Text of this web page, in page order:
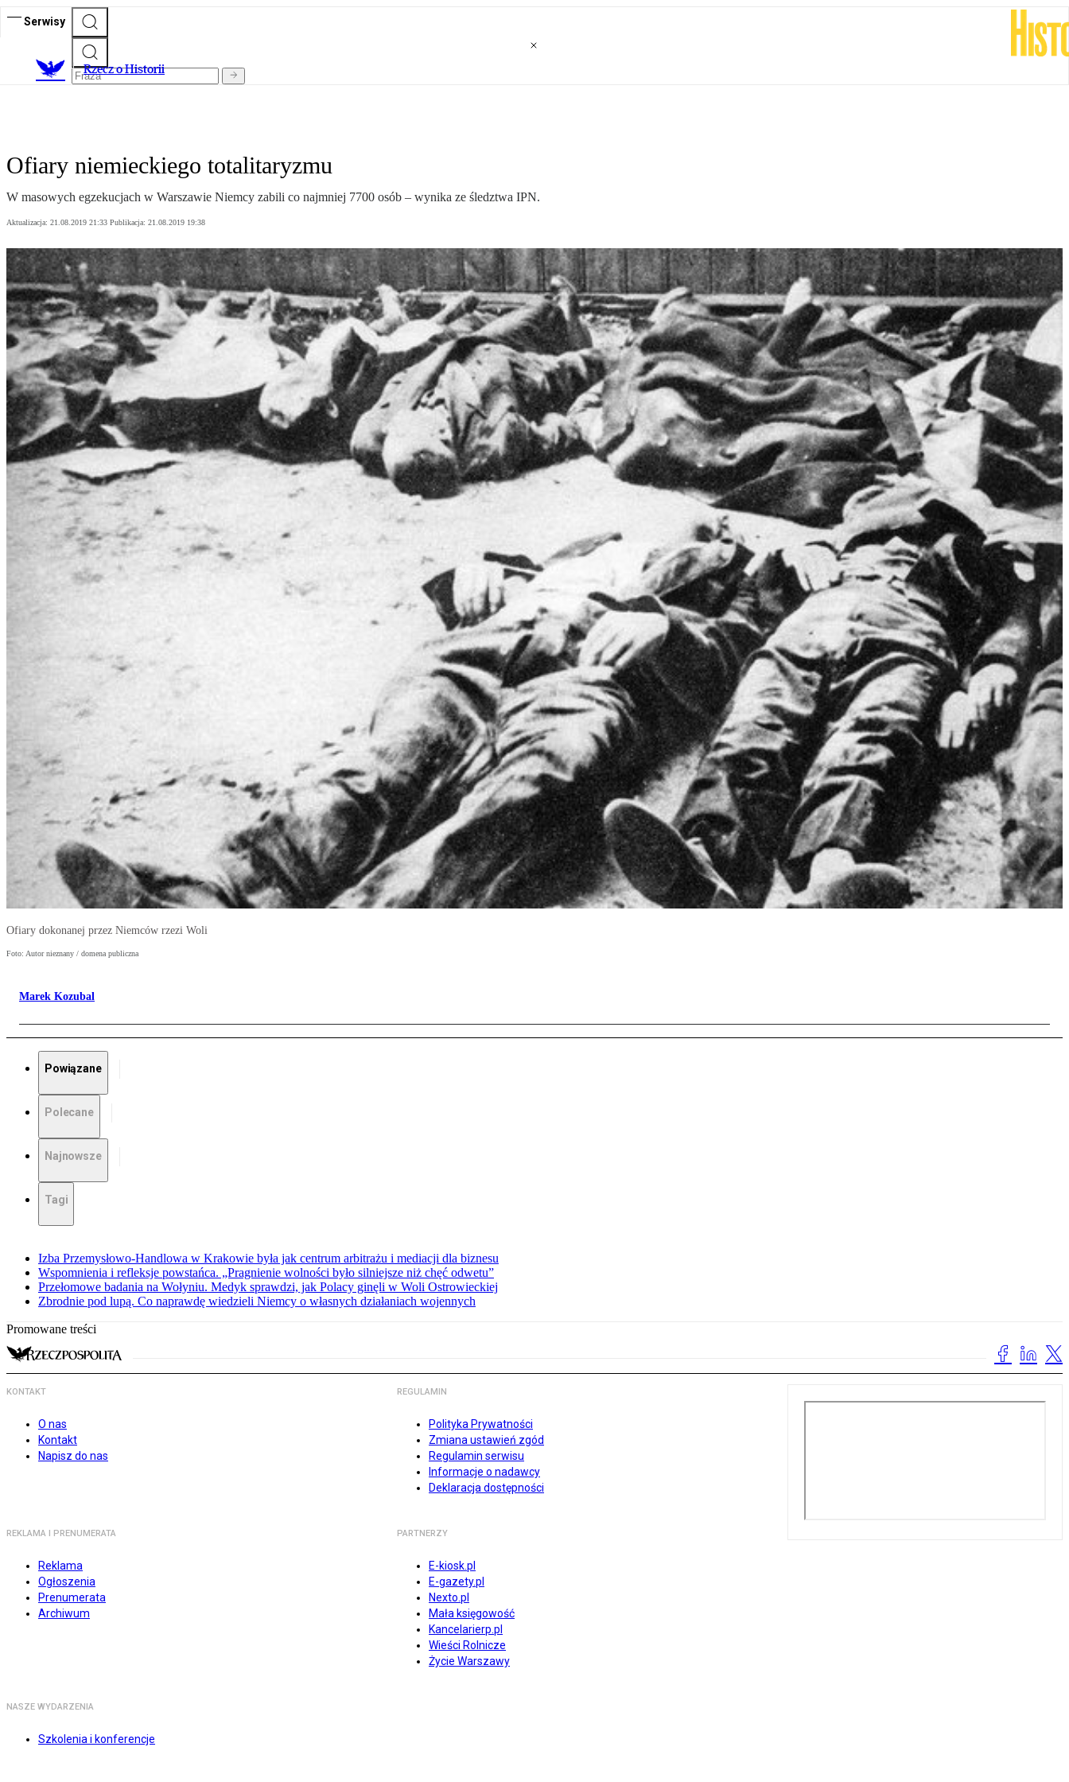
Serwisy
Rzecz o Historii
Ofiary niemieckiego totalitaryzmu
W masowych egzekucjach w Warszawie Niemcy zabili co najmniej 7700 osób – wynika ze śledztwa IPN.
Aktualizacja: 21.08.2019 21:33 Publikacja: 21.08.2019 19:38
Ofiary dokonanej przez Niemców rzezi Woli
Foto: Autor nieznany / domena publiczna
Marek Kozubal
Powiązane
Polecane
Najnowsze
Tagi
Izba Przemysłowo-Handlowa w Krakowie była jak centrum arbitrażu i mediacji dla biznesu
Wspomnienia i refleksje powstańca. „Pragnienie wolności było silniejsze niż chęć odwetu”
Przełomowe badania na Wołyniu. Medyk sprawdzi, jak Polacy ginęli w Woli Ostrowieckiej
Zbrodnie pod lupą. Co naprawdę wiedzieli Niemcy o własnych działaniach wojennych
Promowane treści
KONTAKT
O nas
Kontakt
Napisz do nas
REGULAMIN
Polityka Prywatności
Zmiana ustawień zgód
Regulamin serwisu
Informacje o nadawcy
Deklaracja dostępności
REKLAMA I PRENUMERATA
Reklama
Ogłoszenia
Prenumerata
Archiwum
PARTNERZY
E-kiosk.pl
E-gazety.pl
Nexto.pl
Mała księgowość
Kancelarierp.pl
Wieści Rolnicze
Życie Warszawy
NASZE WYDARZENIA
Szkolenia i konferencje